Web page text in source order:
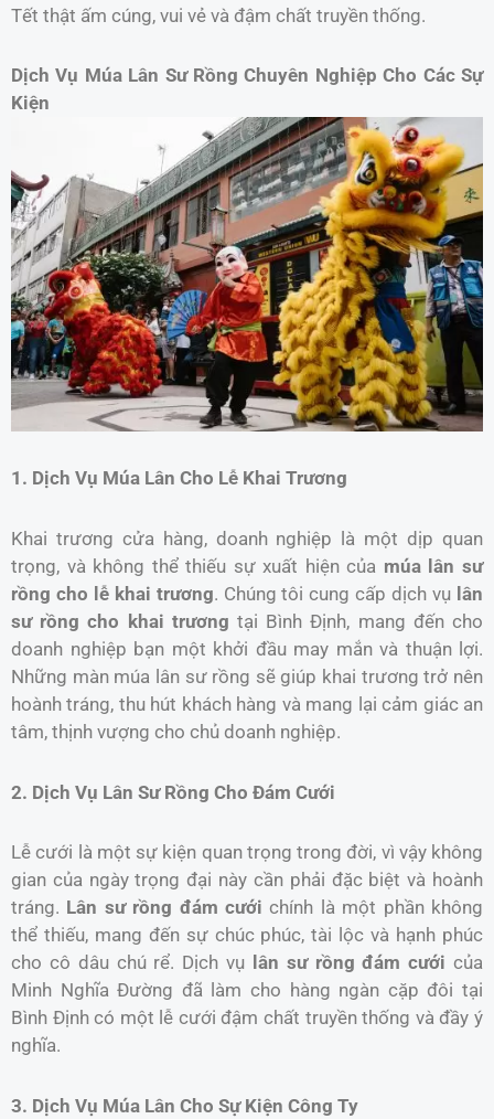
Tết thật ấm cúng, vui vẻ và đậm chất truyền thống.
Dịch Vụ Múa Lân Sư Rồng Chuyên Nghiệp Cho Các Sự
Kiện
1. Dịch Vụ Múa Lân Cho Lễ Khai Trương
Khai trương cửa hàng, doanh nghiệp là một dịp quan
trọng, và không thể thiếu sự xuất hiện của múa lân sư
rồng cho lễ khai trương. Chúng tôi cung cấp dịch vụ lân
sư rồng cho khai trương tại Bình Định, mang đến cho
doanh nghiệp bạn một khởi đầu may mắn và thuận lợi.
Những màn múa lân sư rồng sẽ giúp khai trương trở nên
hoành tráng, thu hút khách hàng và mang lại cảm giác an
tâm, thịnh vượng cho chủ doanh nghiệp.
2. Dịch Vụ Lân Sư Rồng Cho Đám Cưới
Lễ cưới là một sự kiện quan trọng trong đời, vì vậy không
gian của ngày trọng đại này cần phải đặc biệt và hoành
tráng. Lân sư rồng đám cưới chính là một phần không
thể thiếu, mang đến sự chúc phúc, tài lộc và hạnh phúc
cho cô dâu chú rể. Dịch vụ lân sư rồng đám cưới của
Minh Nghĩa Đường đã làm cho hàng ngàn cặp đôi tại
Bình Định có một lễ cưới đậm chất truyền thống và đầy ý
nghĩa.
3. Dịch Vụ Múa Lân Cho Sự Kiện Công Ty